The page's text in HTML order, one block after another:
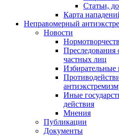
Статьи,
Карта
Неправомерный
Новости
частных лиц
Избирательные
Иные
действия
Мнения
Публикации
Документы